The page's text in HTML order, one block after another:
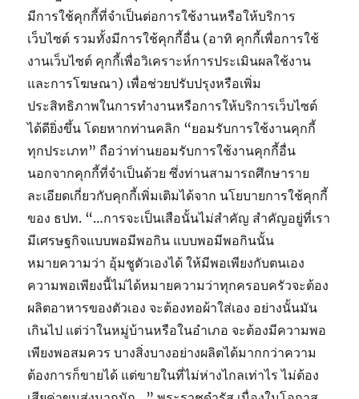
มีการใช้คุกกี้ที่จำเป็นต่อการใช้งานหรือให้บริการ
เว็บไซต์ รวมทั้งมีการใช้คุกกี้อื่น (อาทิ คุกกี้เพื่อการใช้
งานเว็บไซต์ คุกกี้เพื่อวิเคราะห์การประเมินผลใช้งาน
และการโฆษณา) เพื่อช่วยปรับปรุงหรือเพิ่ม
ประสิทธิภาพในการทำงานหรือการให้บริการเว็บไซต์
ได้ดียิ่งขึ้น โดยหากท่านคลิก “ยอมรับการใช้งานคุกกี้
ทุกประเภท” ถือว่าท่านยอมรับการใช้งานคุกกี้อื่น
นอกจากคุกกี้ที่จำเป็นด้วย ซึ่งท่านสามารถศึกษาราย
ละเอียดเกี่ยวกับคุกกี้เพิ่มเติมได้จาก นโยบายการใช้คุกกี้
ของ ธปท. “…การจะเป็นเสือนั้นไม่สำคัญ สำคัญอยู่ที่เรา
มีเศรษฐกิจแบบพอมีพอกิน แบบพอมีพอกินนั้น
หมายความว่า อุ้มชูตัวเองได้ ให้มีพอเพียงกับตนเอง
ความพอเพียงนี้ไม่ได้หมายความว่าทุกครอบครัวจะต้อง
ผลิตอาหารของตัวเอง จะต้องทอผ้าใส่เอง อย่างนั้นมัน
เกินไป แต่ว่าในหมู่บ้านหรือในอำเภอ จะต้องมีความพอ
เพียงพอสมควร บางสิ่งบางอย่างผลิตได้มากกว่าความ
ต้องการก็ขายได้ แต่ขายในที่ไม่ห่างไกลเท่าไร ไม่ต้อง